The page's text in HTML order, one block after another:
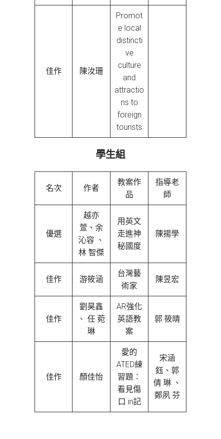
佳作 陳汝珊
Promot
e local
distincti
ve
culture
and
attractio
ns to
foreign
tourists
學生組
名次 作者
教案作
品
指導老
師
優選
越亦
萱、余
沁容 、
林 智傑
用英文
走進神
秘國度
陳揚學
佳作 游筱涵
台灣藝
術家
陳昱宏
佳作
劉昊鑫
、 任 菀
琳
AR強化
英語教
案
郭 筱晴
佳作 顏佳怡
愛的
ATED練
習題：
看見傷
口 in記
宋涵
鈺、郭
倩 琳 、
鄭夙 芬